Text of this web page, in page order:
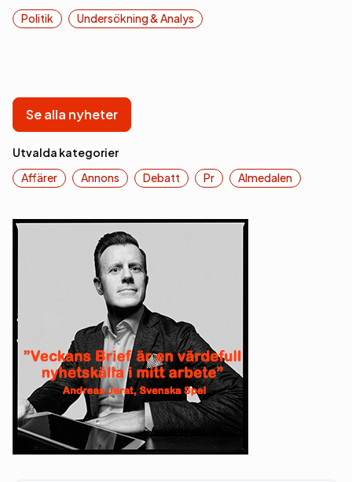
Politik Undersökning & Analys
Se alla nyheter
Utvalda kategorier
Affärer
Annons Debatt Pr Almedalen